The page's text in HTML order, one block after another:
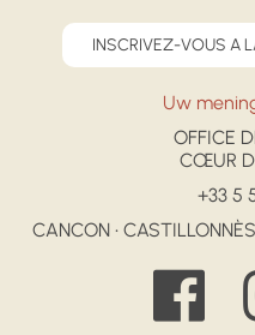
INSCRIVEZ-VOUS A
Uw
OFFICE
CŒUR
+33 5
CANCON •